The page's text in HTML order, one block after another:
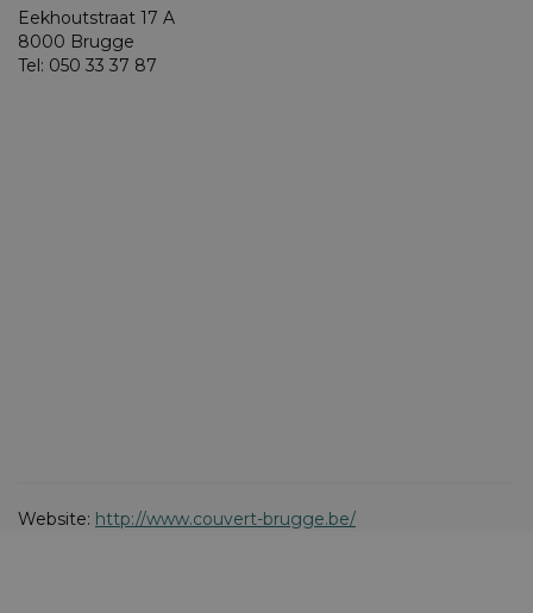
Eekhoutstraat 17 A
8000 Brugge
Tel: 050 33 37 87
Website: http://www.couvert-brugge.be/